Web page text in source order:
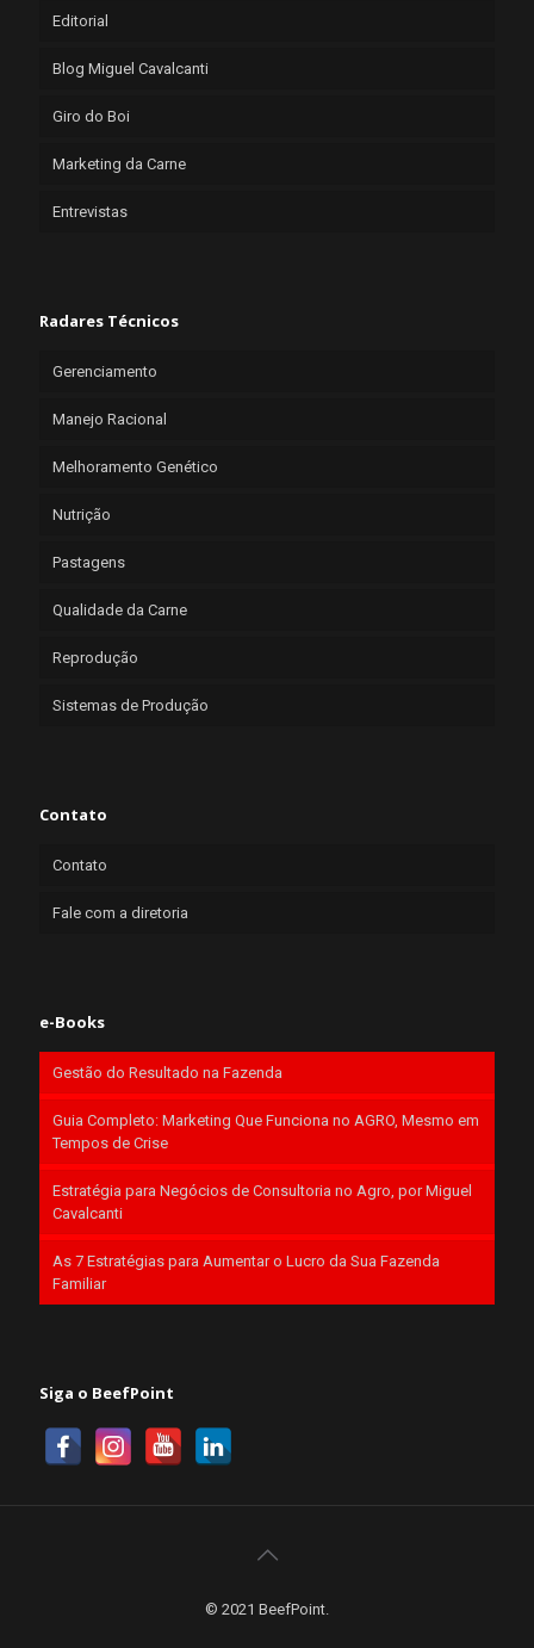
Editorial
Blog Miguel Cavalcanti
Giro do Boi
Marketing da Carne
Entrevistas
Radares Técnicos
Gerenciamento
Manejo Racional
Melhoramento Genético
Nutrição
Pastagens
Qualidade da Carne
Reprodução
Sistemas de Produção
Contato
Contato
Fale com a diretoria
e-Books
Gestão do Resultado na Fazenda
Guia Completo: Marketing Que Funciona no AGRO, Mesmo em
Tempos de Crise
Estratégia para Negócios de Consultoria no Agro, por Miguel
Cavalcanti
As 7 Estratégias para Aumentar o Lucro da Sua Fazenda
Familiar
Siga o BeefPoint
© 2021 BeefPoint.